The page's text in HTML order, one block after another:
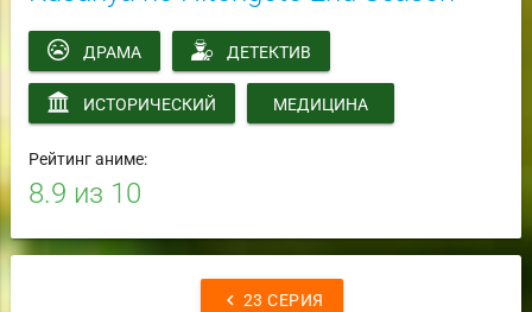
ДРАМА ДЕТЕКТИВ
ИСТОРИЧЕСКИЙ МЕДИЦИНА
Рейтинг аниме:
8.9 из 10
chevron_left 23 СЕРИЯ